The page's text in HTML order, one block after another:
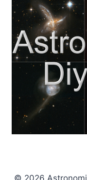
© 2026 Astronomi